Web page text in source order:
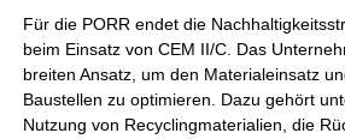
Für die PORR endet die
beim Einsatz von CEM II/C. Das
breiten Ansatz, um den Materialeinsatz
Baustellen zu optimieren. Dazu gehört
Nutzung von Recyclingmaterialien, die